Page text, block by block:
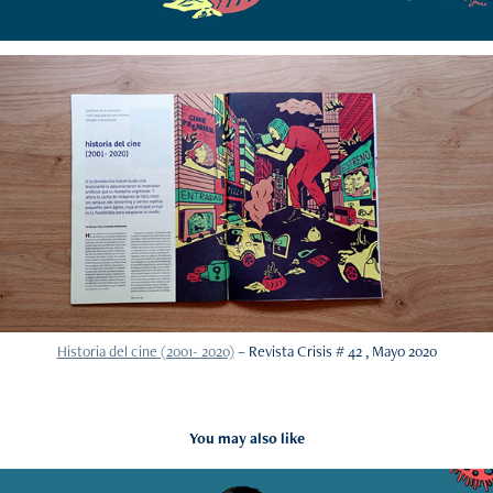
Historia del cine (2001- 2020)– Revista Crisis # 42 , Mayo 2020
You may also like